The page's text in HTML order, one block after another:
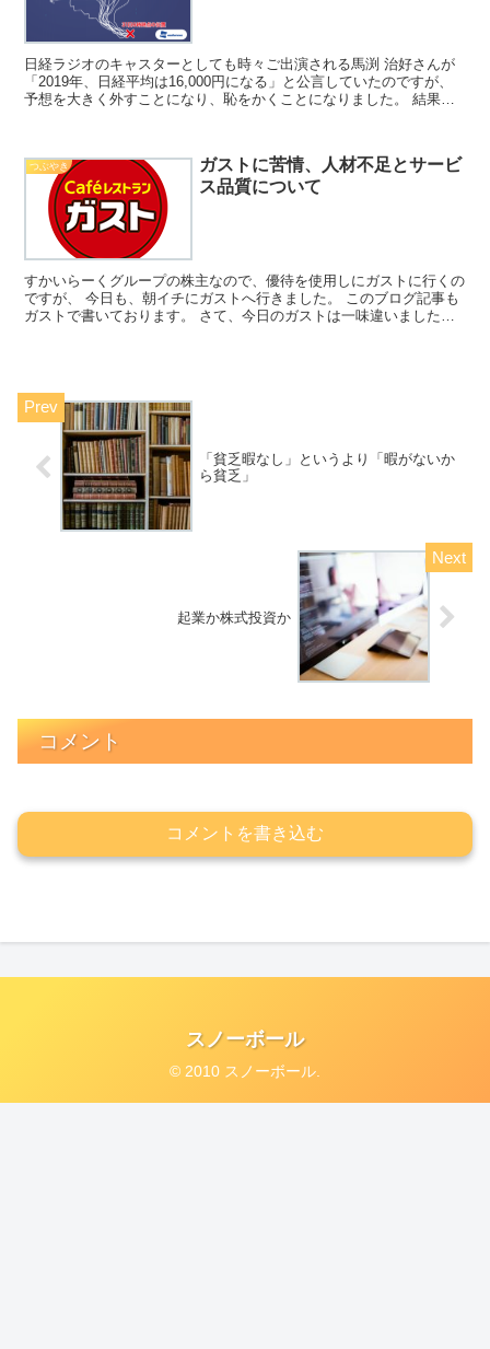
日経ラジオのキャスターとしても時々ご出演される馬渕 治好さんが
「2019年、日経平均は16,000円になる」と公言していたのですが、
予想を大きく外すことになり、恥をかくことになりました。 結果的
つぶやき
ガストに苦情、人材不足とサービ
ス品質について
すかいらーくグループの株主なので、優待を使用しにガストに行くの
ですが、 今日も、朝イチにガストへ行きました。 このブログ記事も
ガストで書いております。 さて、今日のガストは一味違いました。
「貧乏暇なし」というより「暇がないか
ら貧乏」
起業か株式投資か
コメント
コメントを書き込む
スノーボール
© 2010 スノーボール.